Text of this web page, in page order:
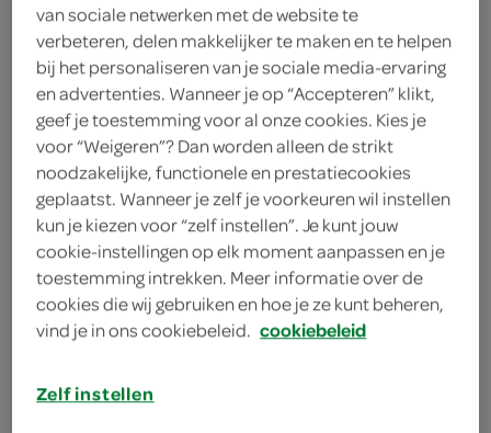
1 theelepel vanille-extract
125 milliliter slagroom
150 gram witte chocolade
kies je winkel
benodigdheden
4 cocktailglazen
van sociale netwerken met de website te
verbeteren, delen makkelijker te maken en te helpen
bij het personaliseren van je sociale media-ervaring
en advertenties. Wanneer je op “Accepteren” klikt,
geef je toestemming voor al onze cookies. Kies je
voor “Weigeren”? Dan worden alleen de strikt
noodzakelijke, functionele en prestatiecookies
geplaatst. Wanneer je zelf je voorkeuren wil instellen
kun je kiezen voor “zelf instellen”. Je kunt jouw
cookie-instellingen op elk moment aanpassen en je
toestemming intrekken. Meer informatie over de
cookies die wij gebruiken en hoe je ze kunt beheren,
vind je in ons cookiebeleid. cookiebeleid
Zelf instellen